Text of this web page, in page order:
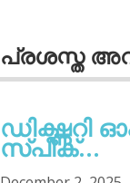
പ്രശസ്ത
സ്പീക്...